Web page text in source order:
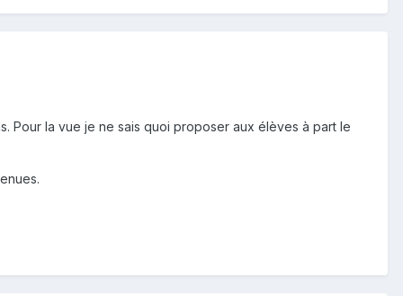
Pour la vue je ne sais quoi proposer aux élèves à part le